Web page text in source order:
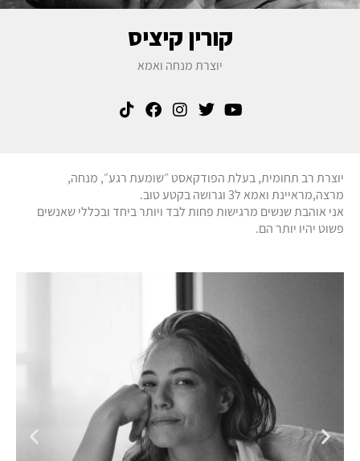
קורין קיציס
יוצרת מנחה ואמא
יוצרת רב תחומית, בעלת הפודקאסט ״שומעת רגע״, מנחה,
מרצה,מראיינת ואמא ל3 וגרושה בקטע טוב.
אני אוהבת שנשים מרגישות פחות לבד ויותר ביחד ובכללי שאנשים
פשוט יהיו יותר הם.